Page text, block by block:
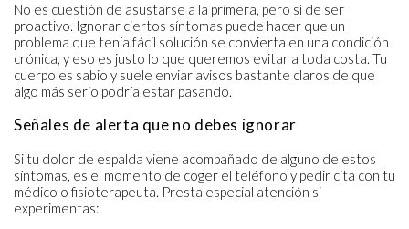
No es cuestión de asustarse a la primera, pero sí de ser
proactivo. Ignorar ciertos síntomas puede hacer que un
problema que tenía fácil solución se convierta en una condición
crónica, y eso es justo lo que queremos evitar a toda costa. Tu
cuerpo es sabio y suele enviar avisos bastante claros de que
algo más serio podría estar pasando.
Señales de alerta que no debes ignorar
Si tu dolor de espalda viene acompañado de alguno de estos
síntomas, es el momento de coger el teléfono y pedir cita con tu
médico o fisioterapeuta. Presta especial atención si
experimentas: